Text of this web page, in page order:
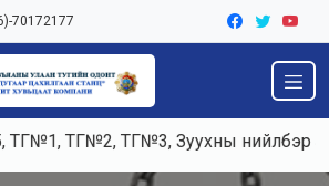
70172177
ТГ№2, ТГ№3, Зуухны нийлбэр